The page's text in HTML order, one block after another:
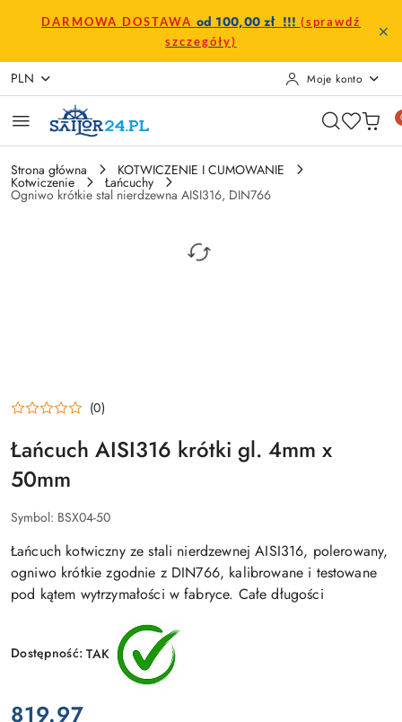
Przejdź do treści głównej
Przejdź do wyszukiwarki
Przejdź do moje konto
Przejdź do menu głównego
Przejdź do opisu produktu
Przejdź do stopki
DARMOWA DOSTAWA od 100,00 zł !!! (sprawdź
szczegóły)
PLN Moje konto
Strona główna KOTWICZENIE I CUMOWANIE
Kotwiczenie Łańcuchy
Ogniwo krótkie stal nierdzewna AISI316, DIN766
(0)
Łańcuch AISI316 krótki gl. 4mm x
50mm
Symbol: BSX04-50
Łańcuch kotwiczny ze stali nierdzewnej AISI316, polerowany,
ogniwo krótkie zgodnie z DIN766, kalibrowane i testowane
pod kątem wytrzymałości w fabryce. Całe długości
Dostępność:TAK
cena:
819.97